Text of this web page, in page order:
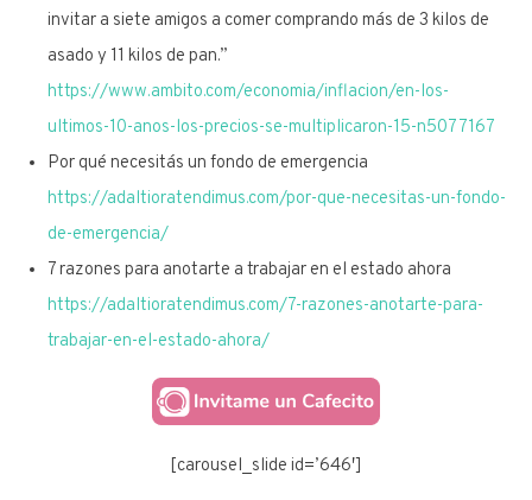
invitar a siete amigos a comer comprando más de 3 kilos de
asado y 11 kilos de pan.”
https://www.ambito.com/economia/inflacion/en-los-
ultimos-10-anos-los-precios-se-multiplicaron-15-n5077167
Por qué necesitás un fondo de emergencia
https://adaltioratendimus.com/por-que-necesitas-un-fondo-
de-emergencia/
7 razones para anotarte a trabajar en el estado ahora
https://adaltioratendimus.com/7-razones-anotarte-para-
trabajar-en-el-estado-ahora/
[carousel_slide id=’646′]